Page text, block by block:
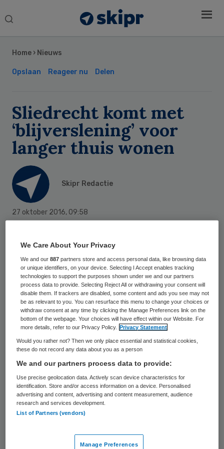
Search
Home › Nieuws
Opslaan Reageer nu Delen
Sliedrecht komt met
‘blijverslening’ voor
langer thuis wonen
Skipr Redactie
27 oktober 2016, 09:58
De gemeente Sliedrecht introduceert de
zogeheten blijverslening. Deze moet
mensen in staat stellen om door het
aanpassen van hun koopwoning langer
zelfstandig te blijven wonen. Dinsdagavond
stemde een meerderheid van de
gemeenteraad in met dit voorstel van het
college.
“De meeste mensen willen zelf ook zo lang
mogelijk in hun eigen woning blijven”, zegt
wethouder Aldrik Dijkstra (wonen). “Helaas
komt ouderdom vaak met gebreken,
waardoor in huis aanpassingen nodig zijn.
Sidebar
We Care About Your Privacy
We and our887 partners store and access personal data, like browsing data
or unique identifiers, on your device. Selecting I Accept enables tracking
technologies to support the purposes shown under we and our partners
process data to provide. Selecting Reject All or withdrawing your consent will
disable them. If trackers are disabled, some content and ads you see may not
be as relevant to you. You can resurface this menu to change your choices or
withdraw consent at any time by clicking the Manage Preferences link on the
bottom of the webpage. Your choices will have effect within our Website. For
more details, refer to our Privacy Policy.
Privacy Statement
Would you rather not? Then we only place essential and statistical cookies,
these do not record any data about you as a person
We and our partners process data to provide:
Use precise geolocation data. Actively scan device characteristics for
identification. Store and/or access information on a device. Personalised
advertising and content, advertising and content measurement, audience
research and services development.
List of Partners (vendors)
Manage Preferences